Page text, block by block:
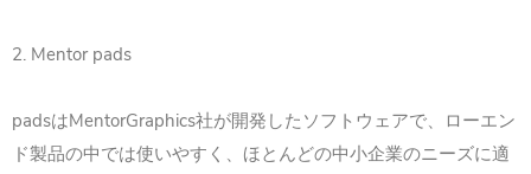
2. Mentor pads
padsはMentorGraphics社が開発したソフトウェアで、ローエン
ド製品の中では使いやすく、ほとんどの中小企業のニーズに適